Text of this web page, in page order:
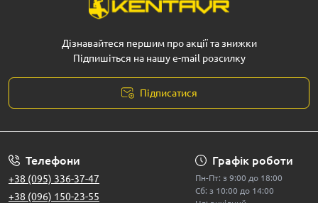
Дізнавайтеся першим про акції та знижки
Підпишіться на нашу e-mail розсилку
Підписатися
Телефони
+38 (095) 336-37-47
+38 (096) 150-23-55
Графік роботи
Пн-Пт: з 9:00 до 18:00
Сб: з 10:00 до 14:00